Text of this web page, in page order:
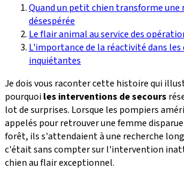
Quand un petit chien transforme une
désespérée
Le flair animal au service des
L'importance de la réactivité dans
inquiétantes
Je dois vous raconter cette histoire qui
pourquoiles interventions de secours
lot de surprises. Lorsque les pompiers
appelés pour retrouver une femme
forêt, ils s'attendaient à une recherche
c'était sans compter sur l'intervention
chien au flair exceptionnel.